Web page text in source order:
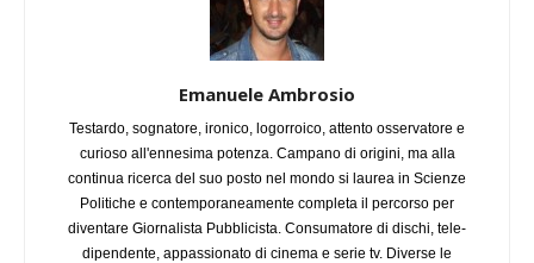
Emanuele Ambrosio
Testardo, sognatore, ironico, logorroico, attento osservatore e
curioso all'ennesima potenza. Campano di origini, ma alla
continua ricerca del suo posto nel mondo si laurea in Scienze
Politiche e contemporaneamente completa il percorso per
diventare Giornalista Pubblicista. Consumatore di dischi, tele-
dipendente, appassionato di cinema e serie tv. Diverse le